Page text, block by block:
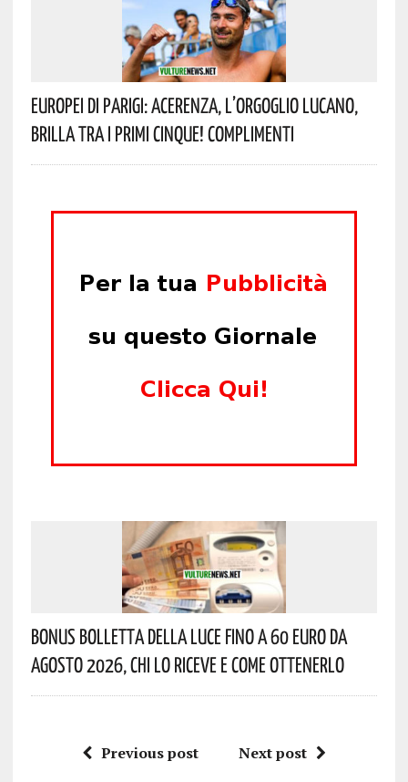
Europei Di Parigi: Acerenza, L’orgoglio Lucano,
Brilla Tra I Primi Cinque! Complimenti
Bonus Bolletta Della Luce Fino A 60 Euro Da
Agosto 2026, Chi Lo Riceve E Come Ottenerlo
Previous post Next post